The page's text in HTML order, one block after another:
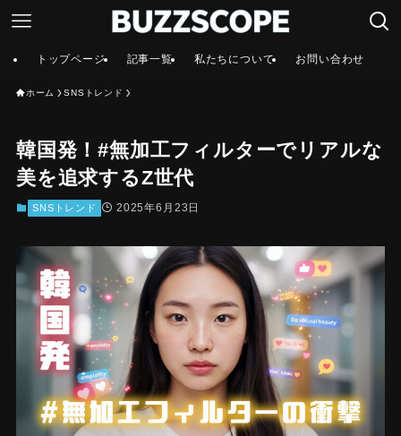
トップページ 記事一覧 私たちについて お問い合わせ
ホーム SNSトレンド
韓国発！#無加工フィルターでリアルな
美を追求するZ世代
SNSトレンド 2025年6月23日